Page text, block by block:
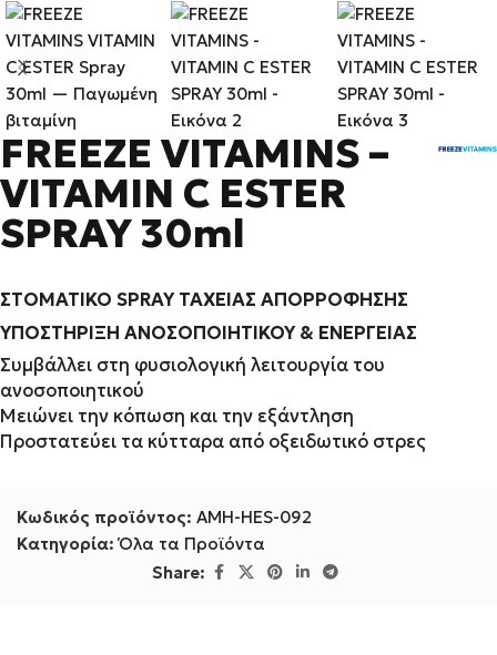
FREEZE VITAMINS –
VITAMIN C ESTER
SPRAY 30ml
ΣΤΟΜΑΤΙΚΟ SPRAY ΤΑΧΕΙΑΣ ΑΠΟΡΡΟΦΗΣΗΣ
ΥΠΟΣΤΗΡΙΞΗ ΑΝΟΣΟΠΟΙΗΤΙΚΟΥ & ΕΝΕΡΓΕΙΑΣ
Συμβάλλει στη φυσιολογική λειτουργία του
ανοσοποιητικού
Μειώνει την κόπωση και την εξάντληση
Προστατεύει τα κύτταρα από οξειδωτικό στρες
Κωδικός προϊόντος: AMH-HES-092
Κατηγορία: Όλα τα Προϊόντα
Share: